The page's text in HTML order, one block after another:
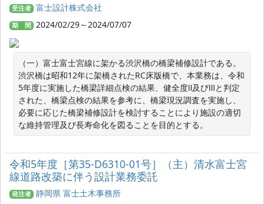
受注者 富士設計株式会社
期 間 2024/02/29～2024/07/07
（一）富士富士宮線に架かる渋沢橋の橋梁補修設計である。
渋沢橋は昭和12年に架橋されたRC床版橋で、本業務は、令和
5年度に実施した橋梁詳細点検の結果、健全度Ⅱ及びⅢと判定
された、橋梁点検の結果を参考に、橋梁現況調査を実施し、
必要に応じた橋梁補修設計を検討することにより施設の適切
な維持管理及び長寿命化を図ることを目的とする。
令和5年度［第35‐D6310‐01号］（主）清水富士宮
線道路改築に伴う設計業務委託
発注者 静岡県 富士土木事務所